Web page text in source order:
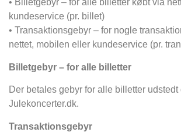
• Billetgebyr – for alle billetter købt via
kundeservice (pr. billet)
• Transaktionsgebyr – for nogle
nettet, mobilen eller kundeservice (pr.
Billetgebyr – for alle billetter
Der betales gebyr for alle billetter udstedt
Julekoncerter.dk.
Transaktionsgebyr